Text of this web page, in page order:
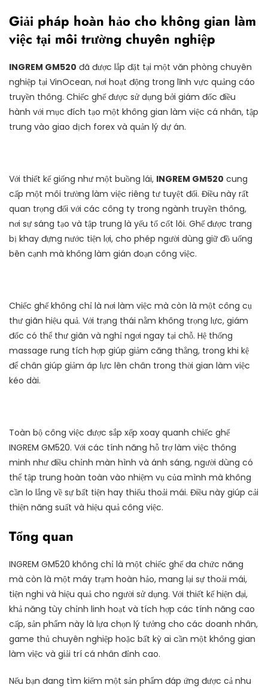
Giải pháp hoàn hảo cho không gian làm
việc tại môi trường chuyên nghiệp
INGREM GM520 đã được lắp đặt tại một văn phòng chuyên
nghiệp tại VinOcean, nơi hoạt động trong lĩnh vực quảng cáo
truyền thông. Chiếc ghế được sử dụng bởi giám đốc điều
hành với mục đích tạo một không gian làm việc cá nhân, tập
trung vào giao dịch forex và quản lý dự án.
Với thiết kế giống như một buồng lái, INGREM GM520 cung
cấp một môi trường làm việc riêng tư tuyệt đối. Điều này rất
quan trọng đối với các công ty trong ngành truyền thông,
nơi sự sáng tạo và tập trung là yếu tố cốt lõi. Ghế được trang
bị khay đựng nước tiện lợi, cho phép người dùng giữ đồ uống
bên cạnh mà không làm gián đoạn công việc.
Chiếc ghế không chỉ là nơi làm việc mà còn là một công cụ
thư giãn hiệu quả. Với trạng thái nằm không trọng lực, giám
đốc có thể thư giãn và nghỉ ngơi ngay tại chỗ. Hệ thống
massage rung tích hợp giúp giảm căng thẳng, trong khi kệ
để chân giúp giảm áp lực lên chân trong thời gian làm việc
kéo dài.
Toàn bộ công việc được sắp xếp xoay quanh chiếc ghế
INGREM GM520. Với các tính năng hỗ trợ làm việc thông
minh như điều chỉnh màn hình và ánh sáng, người dùng có
thể tập trung hoàn toàn vào nhiệm vụ của mình mà không
cần lo lắng về sự bất tiện hay thiếu thoải mái. Điều này giúp cải
thiện năng suất và hiệu quả công việc.
Tổng quan
INGREM GM520 không chỉ là một chiếc ghế đa chức năng
mà còn là một máy trạm hoàn hảo, mang lại sự thoải mái,
tiện nghi và hiệu quả cho người sử dụng. Với thiết kế hiện đại,
khả năng tùy chỉnh linh hoạt và tích hợp các tính năng cao
cấp, sản phẩm này là lựa chọn lý tưởng cho các doanh nhân,
game thủ chuyên nghiệp hoặc bất kỳ ai cần một không gian
làm việc và giải trí cá nhân đỉnh cao.
Nếu bạn đang tìm kiếm một sản phẩm đáp ứng được cả nhu